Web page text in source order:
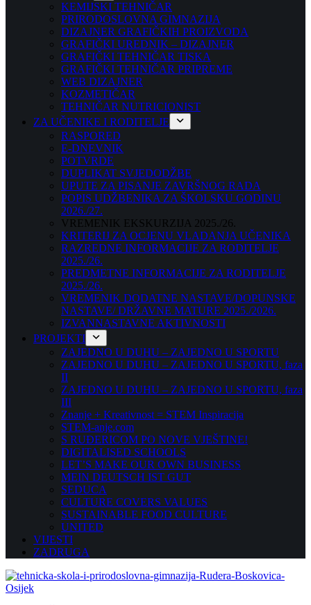
KEMIJSKI TEHNIČAR
PRIRODOSLOVNA GIMNAZIJA
DIZAJNER GRAFIČKIH PROIZVODA
GRAFIČKI UREDNIK – DIZAJNER
GRAFIČKI TEHNIČAR TISKA
GRAFIČKI TEHNIČAR PRIPREME
WEB DIZAJNER
KOZMETIČAR
TEHNIČAR NUTRICIONIST
ZA UČENIKE I RODITELJE
RASPORED
E-DNEVNIK
POTVRDE
DUPLIKAT SVJEDODŽBE
UPUTE ZA PISANJE ZAVRŠNOG RADA
POPIS UDŽBENIKA ZA ŠKOLSKU GODINU
2026./27.
VREMENIK EKSKURZIJA 2025./26.
KRITERIJ ZA OCJENU VLADANJA UČENIKA
RAZREDNE INFORMACIJE ZA RODITELJE
2025./26.
PREDMETNE INFORMACIJE ZA RODITELJE
2025./26.
VREMENIK DODATNE NASTAVE/DOPUNSKE
NASTAVE/ DRŽAVNE MATURE 2025./2026.
IZVANNASTAVNE AKTIVNOSTI
PROJEKTI
ZAJEDNO U DUHU – ZAJEDNO U SPORTU
ZAJEDNO U DUHU – ZAJEDNO U SPORTU, faza
II
ZAJEDNO U DUHU – ZAJEDNO U SPORTU, faza
III
Znanje + Kreativnost = STEM Inspiracija
STEM-anje.com
S RUĐERICOM PO NOVE VJEŠTINE!
DIGITALISED SCHOOLS
LET’S MAKE OUR OWN BUSINESS
MEIN DEUTSCH IST GUT
SEDUCA
CULTURE COVERS VALUES
SUSTAINABLE FOOD CULTURE
UNITED
VIJESTI
ZADRUGA